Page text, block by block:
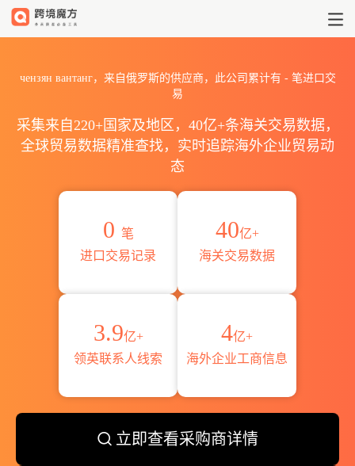
чензян вантанг，来自俄罗斯的供应商，此公司累计有 -笔进口交
易
采集来自220+国家及地区，40亿+条海关交易数据，
全球贸易数据精准查找，实时追踪海外企业贸易动
态
0 笔
进口交易记录
40亿+
海关交易数据
3.9亿+
领英联系人线索
4亿+
海外企业工商信息
立即查看采购商详情